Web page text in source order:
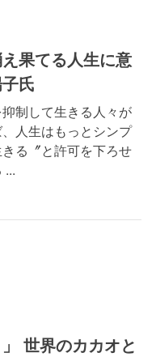
果てる人生に意
氏
制して生きる人々が
人生はもっとシンプ
る〞と許可を下ろせ
...
世界のカカオと